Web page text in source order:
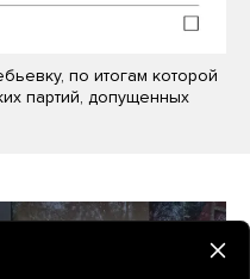
по итогам которой
партий, допущенных